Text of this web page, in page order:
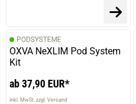
PODSYSTEME
OXVA NeXLIM Pod System
Kit
ab 37,90 EUR*
inkl. MwSt. zzgl. Versand